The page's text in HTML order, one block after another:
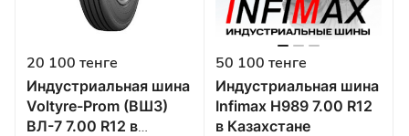
20 100 тенге
Индустриальная шина
Voltyre-Prom (ВШЗ)
ВЛ-7 7.00 R12 в
50 100 тенге
Индустриальная шина
Infimax H989 7.00 R12
в Казахстане